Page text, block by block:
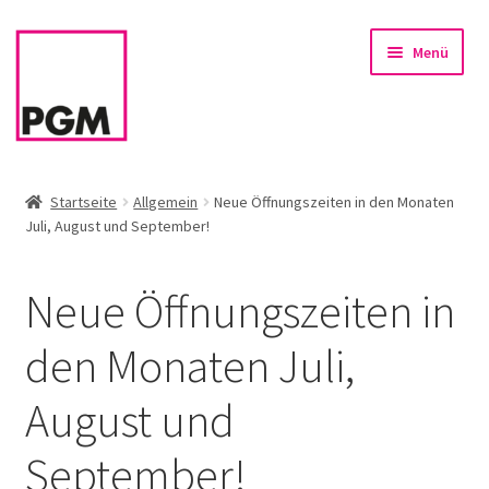
Zur
Zum
Menü
News
öffnen
Rahmen & Einrahmung
Firmenservice – Kunst für Büro, Praxis, Kanzlei
Referenzen
Startseite Allgemein
Neue Öffnungszeiten in den Monaten
Juli, August und September!
Neue Öffnungszeiten in
den Monaten Juli,
August und
September!